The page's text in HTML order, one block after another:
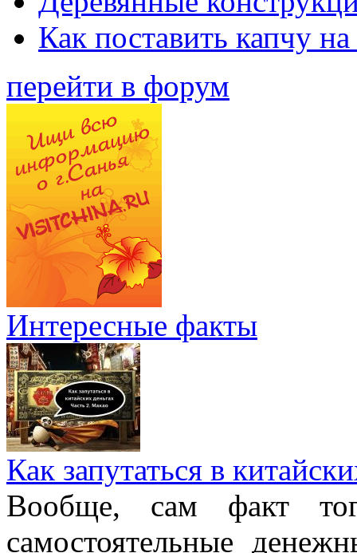
Как поставить капчу
перейти в форум
Интересные факты
Как запутаться в
Вообще, сам факт
самостоятельные